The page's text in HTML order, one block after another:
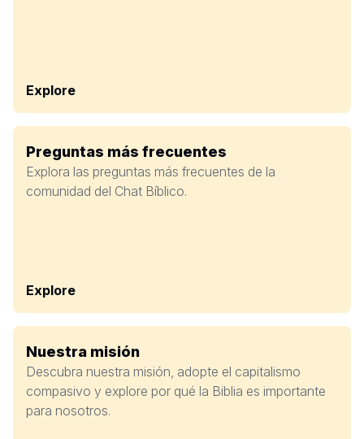
Explore
Preguntas más frecuentes
Explora las preguntas más frecuentes de la
comunidad del Chat Bíblico.
Explore
Nuestra misión
Descubra nuestra misión, adopte el capitalismo
compasivo y explore por qué la Biblia es importante
para nosotros.